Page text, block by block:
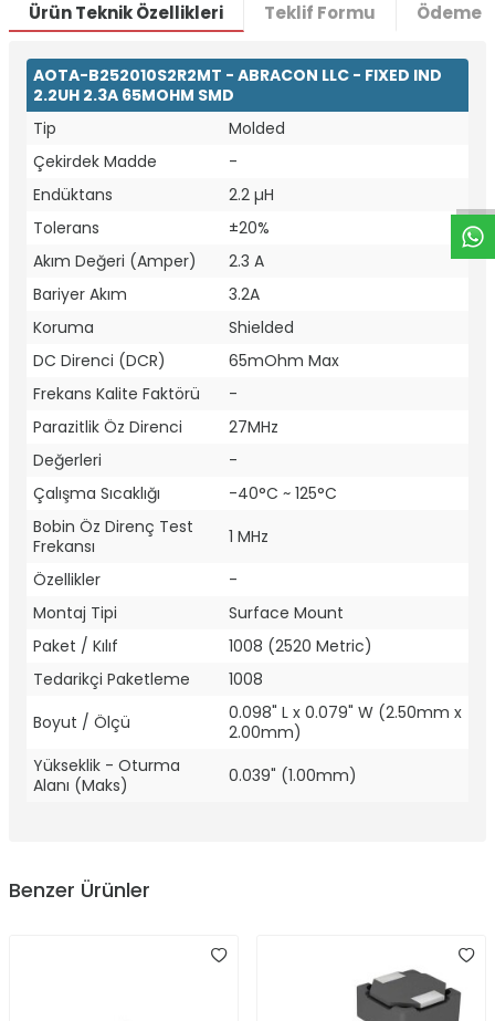
Ürün Teknik Özellikleri Teklif Formu Ödeme
AOTA-B252010S2R2MT - ABRACON LLC - FIXED IND
2.2UH 2.3A 65MOHM SMD
Tip
Molded
Çekirdek Madde
-
Endüktans
2.2 µH
Tolerans
±20%
Akım Değeri (Amper)
2.3 A
Bariyer Akım
3.2A
Koruma
Shielded
DC Direnci (DCR)
65mOhm Max
Frekans Kalite Faktörü
-
Parazitlik Öz Direnci
27MHz
Değerleri
-
Çalışma Sıcaklığı
-40°C ~ 125°C
Bobin Öz Direnç Test
Frekansı
1 MHz
Özellikler
-
Montaj Tipi
Surface Mount
Paket / Kılıf
1008 (2520 Metric)
Tedarikçi Paketleme
1008
Boyut / Ölçü
0.098" L x 0.079" W (2.50mm x
2.00mm)
Yükseklik - Oturma
Alanı (Maks)
0.039" (1.00mm)
Benzer Ürünler